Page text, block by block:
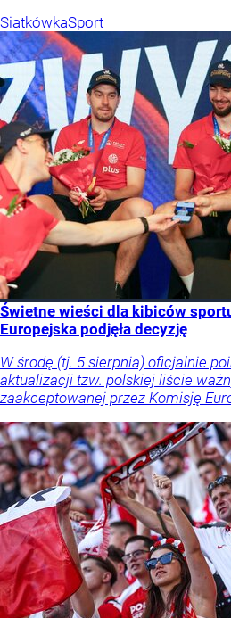
SiatkówkaSport
Świetne wieści dla kibiców
Europejska podjęła decyzję
W środę (tj. 5 sierpnia) oficjalnie
aktualizacji tzw. polskiej liście
zaakceptowanej przez Komisję